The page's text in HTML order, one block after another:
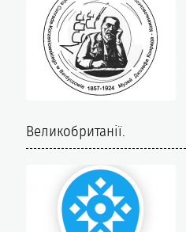
Великобританії.